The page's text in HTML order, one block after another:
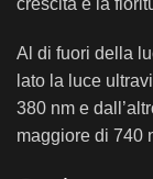
crescita e la
Al di fuori della
lato la luce
380 nm e
maggiore di 740